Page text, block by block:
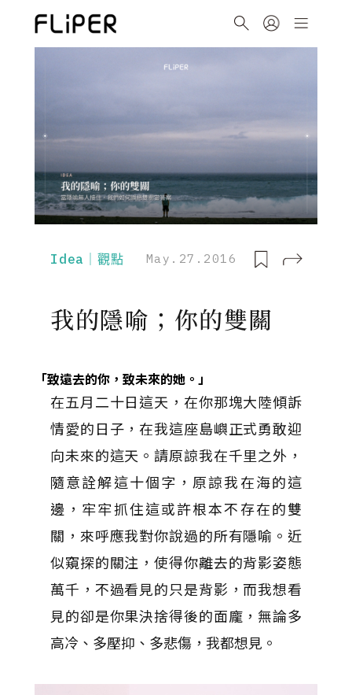
Idea｜觀點 May.27.2016
我的隱喻；你的雙關
「致遠去的你，致未來的她。」
在五月二十日這天，在你那塊大陸傾訴
情愛的日子，在我這座島嶼正式勇敢迎
向未來的這天。請原諒我在千里之外，
隨意詮解這十個字，原諒我在海的這
邊，牢牢抓住這或許根本不存在的雙
關，來呼應我對你說過的所有隱喻。近
似窺探的關注，使得你離去的背影姿態
萬千，不過看見的只是背影，而我想看
見的卻是你果決捨得後的面龐，無論多
高冷、多壓抑、多悲傷，我都想見。